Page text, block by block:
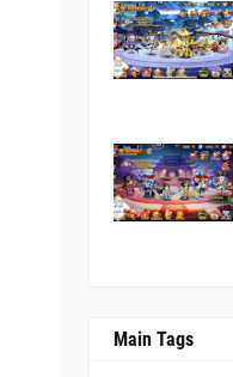
Main Tags